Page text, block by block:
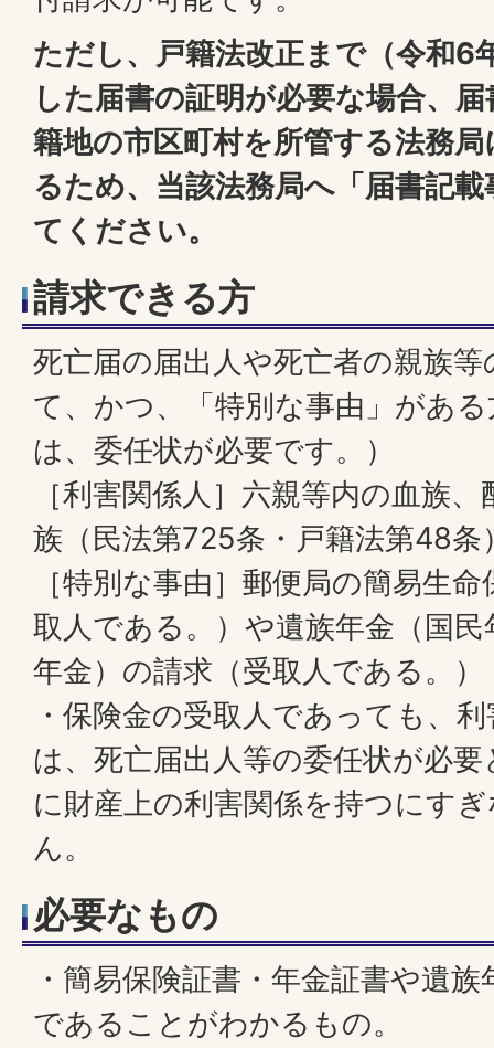
ただし、戸籍法改正まで（令和6
した届書の証明が必要な場合、
籍地の市区町村を所管する法務
るため、当該法務局へ「届書記
てください。
請求できる方
死亡届の届出人や死亡者の親族
て、かつ、「特別な事由」があ
は、委任状が必要です。）
［利害関係人］六親等内の血族
族（民法第725条・戸籍法第48条
［特別な事由］郵便局の簡易生
取人である。）や遺族年金（国
年金）の請求（受取人である。）
・保険金の受取人であっても、
は、死亡届出人等の委任状が必
に財産上の利害関係を持つにす
ん。
必要なもの
・簡易保険証書・年金証書や遺
であることがわかるもの。